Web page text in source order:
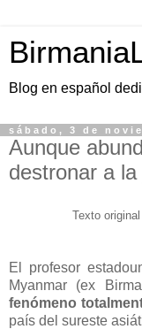
Blog en español
sábado, 3 de
Aunque
destronar a
Texto
El profesor
Myanmar (ex
fenómeno
país del sureste